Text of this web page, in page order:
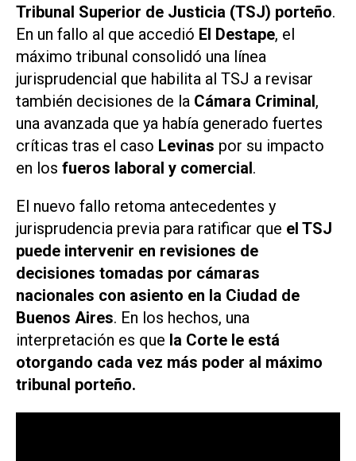
Tribunal Superior de Justicia (TSJ) porteño.
En un fallo al que accedió El Destape, el
máximo tribunal consolidó una línea
jurisprudencial que habilita al TSJ a revisar
también decisiones de la Cámara Criminal,
una avanzada que ya había generado fuertes
críticas tras el caso Levinas por su impacto
en los fueros laboral y comercial.
El nuevo fallo retoma antecedentes y
jurisprudencia previa para ratificar que el TSJ
puede intervenir en revisiones de
decisiones tomadas por cámaras
nacionales con asiento en la Ciudad de
Buenos Aires. En los hechos, una
interpretación es que la Corte le está
otorgando cada vez más poder al máximo
tribunal porteño.